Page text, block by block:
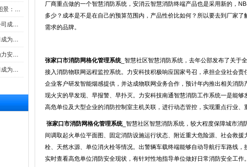
2026配电柜制造企业生存图景：市场、政策与智能化转型路径
甘肃凯瑞达电气设备有限公司成为电易云战略合作伙伴，共创智能配电新未来
云南成熙电气科技有限公司成为力安电易云战略合作伙伴，共创智能配电新未来
河南古博电气有限公司成为力安电易云战略合作伙伴，共创智能配电新未来！
河南西屋成套设备有限公司成为力安电易云战略合作伙伴，共创智能配电新未来
厂商重点做的一个智慧消防系统，安消云智慧消防终端产品也是采用新的，
多少？成本是不是在自己的预算范围内，产品性价比如何？所以要去到厂家
需求的品牌。
张家口市消防网格化管理系统_智慧社区智慧消防系统，去年公部发布了关于
接入消防物联网远程监控系统。力安科技积极响应国家号召，承担企业社会
企业客户研发智能烟感提供，并达成物联网业务合作，预计年内推出相关消
现火灾的早发现、早报警、早扑灭。力安科技南通智慧消防工作系统一是能
高危单位及大型企业的消防控制室主机关联，进行动态管控，实现重点行业、
张家口市消防网格化管理系统_智慧社区智慧消防系统，较大程度保障城市消
间调取起火单位平面图、固定消防设施运行状态、附近重大危险源、社会救
栓、天然水源、单位消火栓等情况。出警辆车载终端能够自动导航行车路线
实时查看高危单位消防安全现状，有针对性地指导单位做好日常消防安全工